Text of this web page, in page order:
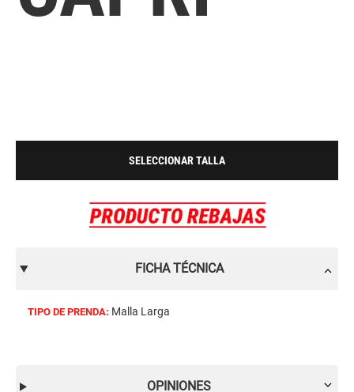
SELECCIONAR TALLA
FICHA TÉCNICA
TIPO DE PRENDA: Malla Larga
OPINIONES